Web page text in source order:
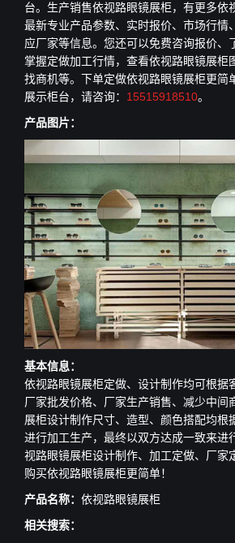
台。生产销售依视路眼镜展柜，有更多依
最新专业产品参数、实时报价、市场行情
应厂家等信息。您还可以免费咨询报价、
掌握定做加工行情，查看依视路眼镜展柜
找商机等。下单定做依视路眼镜展柜更简
展示柜台，请咨询： 15515918510。
产品图片：
基本信息：
依视路眼镜展柜定做、设计制作均可根据
厂家批发价格、厂家生产销售、减少中间
展柜设计制作尺寸、造型、颜色搭配均根
进行加工生产，最终以双方达成一致来进
视路眼镜展柜设计制作、加工定做、厂家
购买依视路眼镜展柜更简单！
产品名称： 依视路眼镜展柜
相关搜索：